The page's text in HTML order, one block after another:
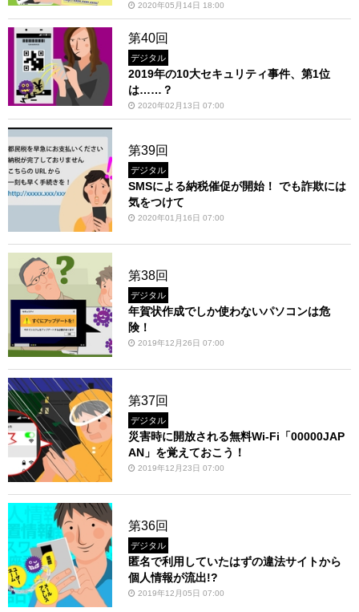
2020年05月14日 18:00
第40回
デジタル
2019年の10大セキュリティ事件、第1位
は……？
2020年02月13日 07:00
第39回
デジタル
SMSによる納税催促が開始！ でも詐欺には
気をつけて
2020年01月16日 07:00
第38回
デジタル
年賀状作成でしか使わないパソコンは危
険！
2019年12月26日 07:00
第37回
デジタル
災害時に開放される無料Wi-Fi「00000JAP
AN」を覚えておこう！
2019年12月23日 07:00
第36回
デジタル
匿名で利用していたはずの違法サイトから
個人情報が流出!?
2019年12月05日 07:00